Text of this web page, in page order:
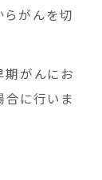
がんを切
期がんにお
合に行いま